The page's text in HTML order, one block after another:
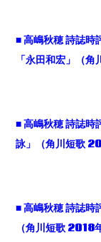
■高嶋秋穂詩誌
「永田和宏」（
■高嶋秋穂詩誌
詠」（角川短歌
■高嶋秋穂詩誌
（角川短歌 2018